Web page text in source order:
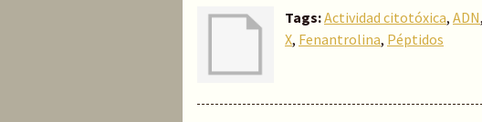
Tags:Actividad citotóxica, ADN,
X, Fenantrolina, Péptidos